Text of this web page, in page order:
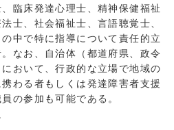
臨床発達心理士、精神保健福祉
士、社会福祉士、言語聴覚士、
中で特に指導について責任的立
なお、自治体（都道府県、政令
おいて、行政的な立場で地域の
わる者もしくは発達障害者支援
の参加も可能である。